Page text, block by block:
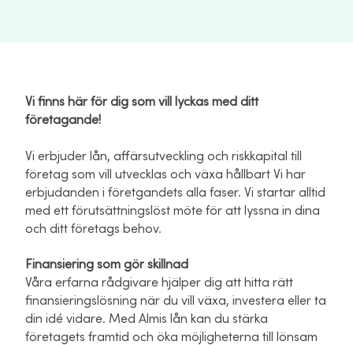
Vi finns här för dig som vill lyckas med ditt
företagande!
Vi erbjuder lån, affärsutveckling och riskkapital till
företag som vill utvecklas och växa hållbart Vi har
erbjudanden i företgandets alla faser. Vi startar alltid
med ett förutsättningslöst möte för att lyssna in dina
och ditt företags behov.
Finansiering som gör skillnad
Våra erfarna rådgivare hjälper dig att hitta rätt
finansieringslösning när du vill växa, investera eller ta
din idé vidare. Med Almis lån kan du stärka
företagets framtid och öka möjligheterna till lönsam